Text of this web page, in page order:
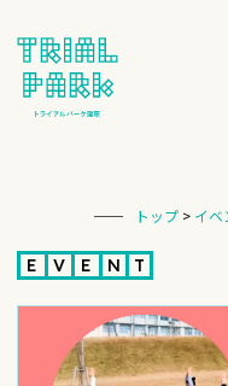
トップ > イベ
E V E N T